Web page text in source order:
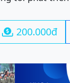
 200.000đ